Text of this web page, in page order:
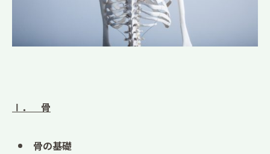
Ⅰ． 骨
骨の基礎